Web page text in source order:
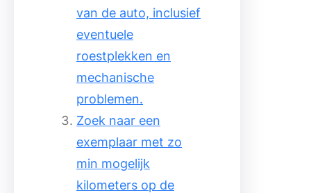
van de auto, inclusief
eventuele
roestplekken en
mechanische
problemen.
Zoek naar een
exemplaar met zo
min mogelijk
kilometers op de